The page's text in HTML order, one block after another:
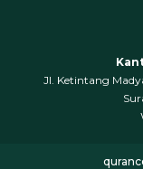
Jl. Ketintang